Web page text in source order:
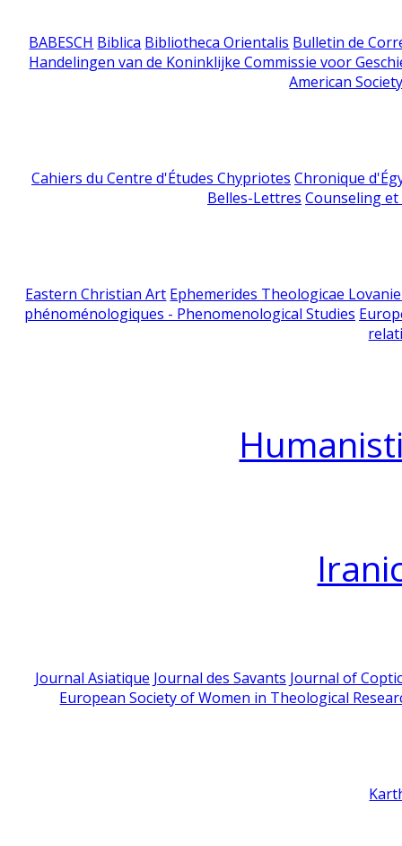
BABESCH Biblica Bibliotheca Orientalis Bulletin de
Handelingen van de Koninklijke Commissie voor
American
Cahiers du Centre d'Études Chypriotes Chronique
Belles-Lettres Counseling
Eastern Christian Art Ephemerides Theologicae
phénoménologiques - Phenomenological Studies
Journal Asiatique Journal des Savants Journal of
European Society of Women in Theological